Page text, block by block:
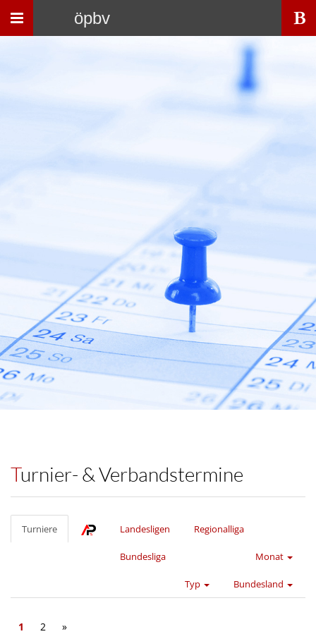
Toggle
öpbv
Turnier- & Verbandstermine
Turniere Landesligen Regionalliga
Bundesliga Monat
Bundesland
Typ
1 2 »